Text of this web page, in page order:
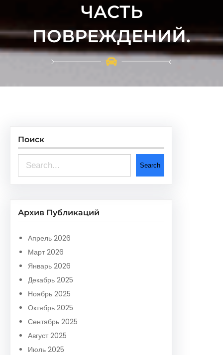
ЧАСТЬ
ПОВРЕЖДЕНИЙ.
Поиск
e
r
c
h
Search
Архив Публикаций
Апрель 2026
Март 2026
Январь 2026
Декабрь 2025
Ноябрь 2025
Октябрь 2025
Сентябрь 2025
Август 2025
Июль 2025